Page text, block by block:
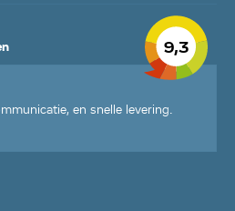
9,3
en snelle levering.